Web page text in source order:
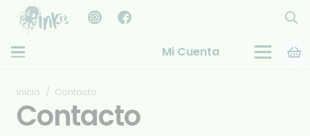
Mi Cuenta
Inicio / Contacto
Contacto